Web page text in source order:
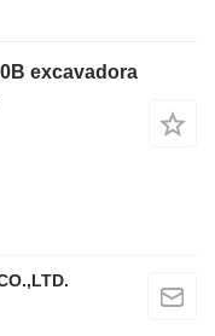
excavadora